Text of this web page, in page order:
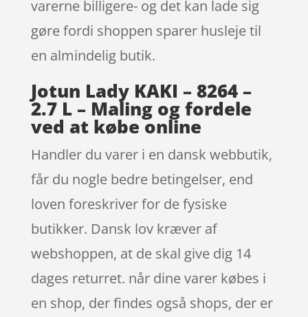
varerne billigere- og det kan lade sig
gøre fordi shoppen sparer husleje til
en almindelig butik.
Jotun Lady KAKI – 8264 –
2.7 L – Maling og fordele
ved at købe online
Handler du varer i en dansk webbutik,
får du nogle bedre betingelser, end
loven foreskriver for de fysiske
butikker. Dansk lov kræver af
webshoppen, at de skal give dig 14
dages returret. når dine varer købes i
en shop, der findes også shops, der er